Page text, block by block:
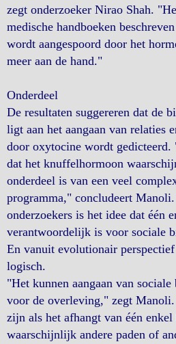
zegt onderzoeker Nirao Shah.
medische handboeken
wordt aangespoord door het
meer aan de hand."
Onderdeel
De resultaten suggereren dat de
ligt aan het aangaan van relaties
door oxytocine wordt gedicteerd.
dat het knuffelhormoon
onderdeel is van een veel
programma," concludeert
onderzoekers is het idee dat één
verantwoordelijk is voor sociale
En vanuit evolutionair
logisch.
"Het kunnen aangaan van
voor de overleving," zegt
zijn als het afhangt van één
waarschijnlijk andere paden of